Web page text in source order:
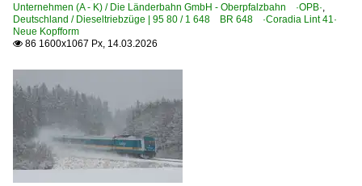
Unternehmen (A - K) / Die Länderbahn GmbH - Oberpfalzbahn ·OPB·,
Deutschland / Dieseltriebzüge | 95 80 / 1 648 BR 648 ·Coradia Lint 41·
Neue Kopfform
 86 1600x1067 Px, 14.03.2026